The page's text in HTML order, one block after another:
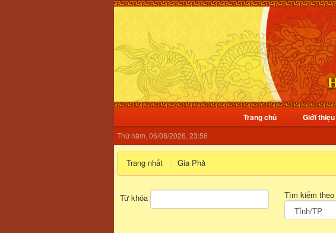
Trang chủ Giới thiệu
Thứ năm, 06/08/2026, 23:56
Trang nhất Gia Phả
Từ khóa Tìm kiếm theo